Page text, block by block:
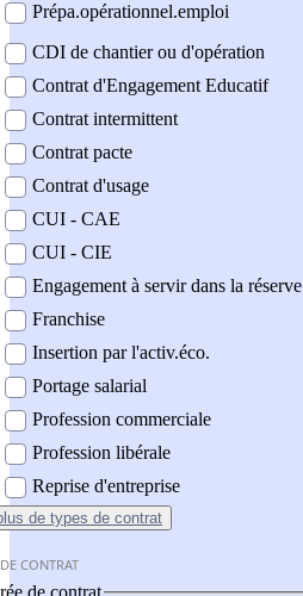
Prépa.opérationnel.emploi
CDI de chantier ou d'opération
Contrat d'Engagement Educatif
Contrat intermittent
Contrat pacte
Contrat d'usage
CUI - CAE
CUI - CIE
Engagement à servir dans la réserve
Franchise
Insertion par l'activ.éco.
Portage salarial
Profession commerciale
Profession libérale
Reprise d'entreprise
de types de contrat
CONTRAT